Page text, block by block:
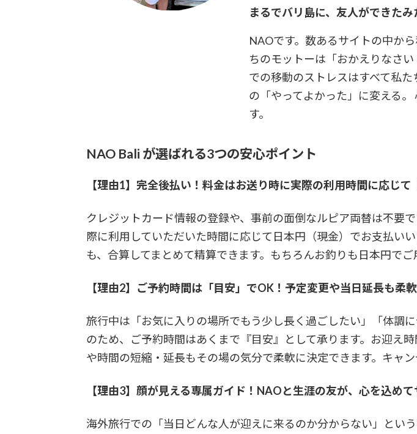
まるでバリ島に、友人ができたみ
NAOです。数あるサイトの中か
ちのモットーは「おかえりなさ
での移動のストレスはすべて私
の「やってよかった」に変える
す。
NAO Bali が選ばれる3つの安心ポイント
【理由1】完全後払い！料金はお送り時に実際の利用時間に応じて
クレジットカード情報の登録や、事前の面倒なルピア両替は不要
際に利用していただいた時間に応じて日本円（現金）でお支払い
も、合算してまとめて精算できます。もちろんお釣りも日本円でご
【理由2】ご予約時間は「目安」でOK！予定変更や当日延長も柔
旅行中は「お気に入りの場所でもう少し長く過ごしたい」「体調
のため、ご予約時間はあくまで『目安』として承ります。お迎え
や時間の短縮・延長もその場の気分で柔軟に決定できます。キャン
【理由3】顔が見える専属ガイド！NAOと生涯の友が、心を込めて
海外旅行での「当日どんな人が迎えに来るのか分からない」とい